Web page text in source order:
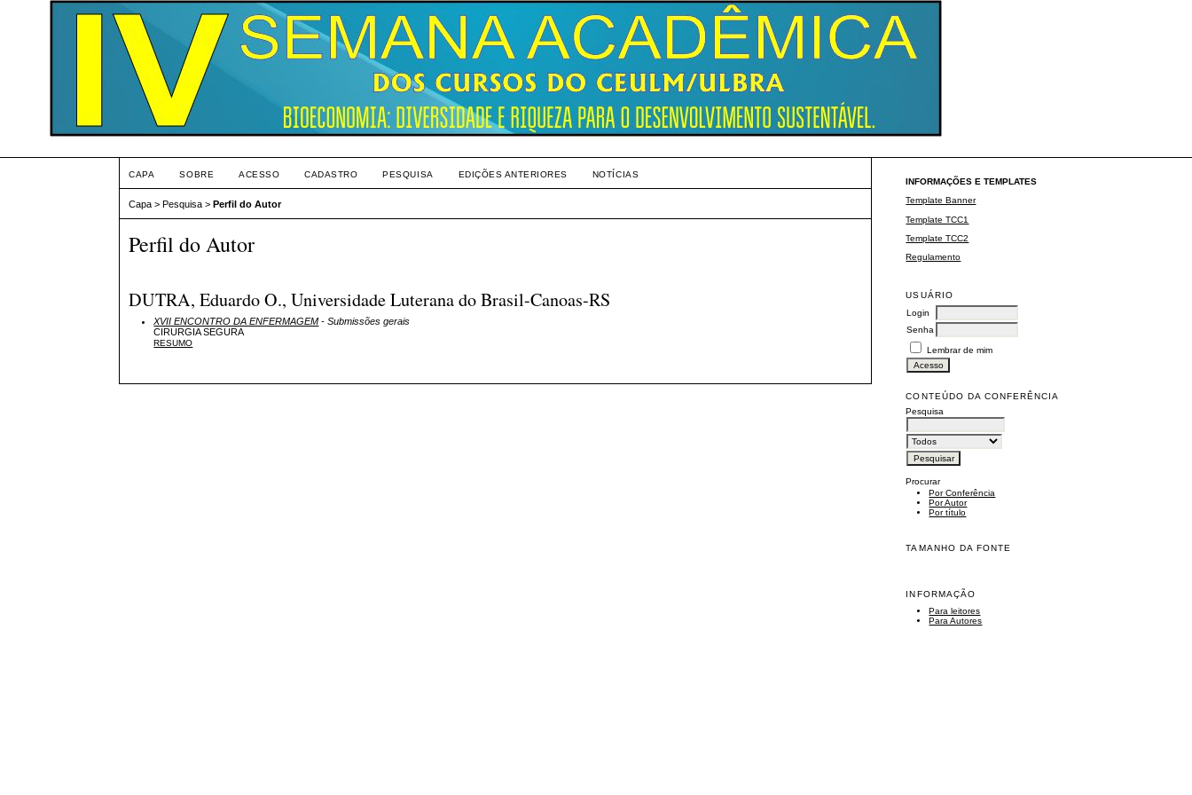
INFORMAÇÕES E TEMPLATES
Template Banner
Template TCC1
Template TCC2
Regulamento
USUÁRIO
Login
Senha
Lembrar de mim
CONTEÚDO DA CONFERÊNCIA
Pesquisa
Procurar
Por Conferência
Por Autor
Por título
TAMANHO DA FONTE
INFORMAÇÃO
Para leitores
Para Autores
CAPA SOBRE ACESSO CADASTRO PESQUISA EDIÇÕES ANTERIORES NOTÍCIAS
Capa >Pesquisa >Perfil do Autor
Perfil do Autor
DUTRA, Eduardo O., Universidade Luterana do Brasil-Canoas-RS
XVII ENCONTRO DA ENFERMAGEM - Submissões gerais
CIRURGIA SEGURA
RESUMO